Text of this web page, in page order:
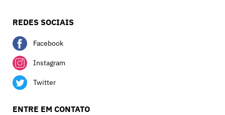
REDES SOCIAIS
Facebook
Instagram
Twitter
ENTRE EM CONTATO